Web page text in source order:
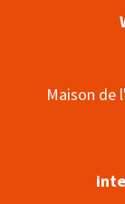
Maison de